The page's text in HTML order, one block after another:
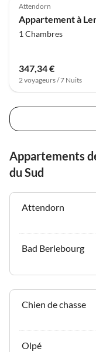
Attendorn
1 Chambres
347,34 €
2 voyageurs / 7 Nuits
Appartements
du Sud
Attendorn
Bad Berlebourg
Chien de chasse
Olpé